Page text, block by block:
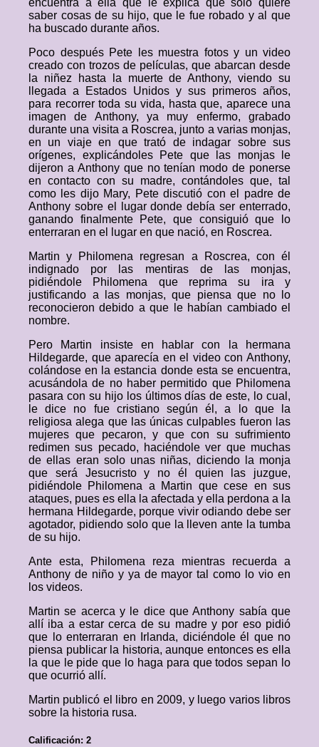
encuentra a ella que le explica que solo quiere
saber cosas de su hijo, que le fue robado y al que
ha buscado durante años.
Poco después Pete les muestra fotos y un video
creado con trozos de películas, que abarcan desde
la niñez hasta la muerte de Anthony, viendo su
llegada a Estados Unidos y sus primeros años,
para recorrer toda su vida, hasta que, aparece una
imagen de Anthony, ya muy enfermo, grabado
durante una visita a Roscrea, junto a varias monjas,
en un viaje en que trató de indagar sobre sus
orígenes, explicándoles Pete que las monjas le
dijeron a Anthony que no tenían modo de ponerse
en contacto con su madre, contándoles que, tal
como les dijo Mary, Pete discutió con el padre de
Anthony sobre el lugar donde debía ser enterrado,
ganando finalmente Pete, que consiguió que lo
enterraran en el lugar en que nació, en Roscrea.
Martin y Philomena regresan a Roscrea, con él
indignado por las mentiras de las monjas,
pidiéndole Philomena que reprima su ira y
justificando a las monjas, que piensa que no lo
reconocieron debido a que le habían cambiado el
nombre.
Pero Martin insiste en hablar con la hermana
Hildegarde, que aparecía en el video con Anthony,
colándose en la estancia donde esta se encuentra,
acusándola de no haber permitido que Philomena
pasara con su hijo los últimos días de este, lo cual,
le dice no fue cristiano según él, a lo que la
religiosa alega que las únicas culpables fueron las
mujeres que pecaron, y que con su sufrimiento
redimen sus pecado, haciéndole ver que muchas
de ellas eran solo unas niñas, diciendo la monja
que será Jesucristo y no él quien las juzgue,
pidiéndole Philomena a Martin que cese en sus
ataques, pues es ella la afectada y ella perdona a la
hermana Hildegarde, porque vivir odiando debe ser
agotador, pidiendo solo que la lleven ante la tumba
de su hijo.
Ante esta, Philomena reza mientras recuerda a
Anthony de niño y ya de mayor tal como lo vio en
los videos.
Martin se acerca y le dice que Anthony sabía que
allí iba a estar cerca de su madre y por eso pidió
que lo enterraran en Irlanda, diciéndole él que no
piensa publicar la historia, aunque entonces es ella
la que le pide que lo haga para que todos sepan lo
que ocurrió allí.
Martin publicó el libro en 2009, y luego varios libros
sobre la historia rusa.
Calificación: 2